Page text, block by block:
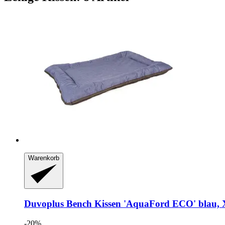
Warenkorb
Duvoplus Bench Kissen 'AquaFord ECO' blau,
-20%